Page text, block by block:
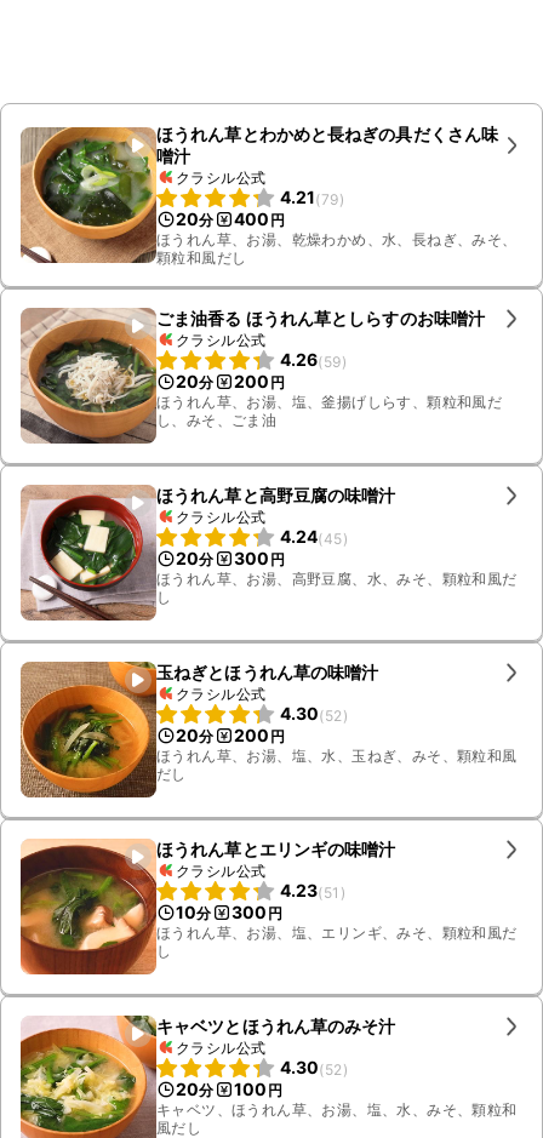
ほうれん草とわかめと長ねぎの具だくさん味
噌汁
クラシル公式
4.21(79)
20分 400 円
ほうれん草、お湯、乾燥わかめ、水、長ねぎ、みそ、
顆粒和風だし
ごま油香る ほうれん草としらすのお味噌汁
クラシル公式
4.26(59)
20分 200 円
ほうれん草、お湯、塩、釜揚げしらす、顆粒和風だ
し、みそ、ごま油
ほうれん草と高野豆腐の味噌汁
クラシル公式
4.24(45)
20分 300 円
ほうれん草、お湯、高野豆腐、水、みそ、顆粒和風だ
し
玉ねぎとほうれん草の味噌汁
クラシル公式
4.30(52 )
20分 200 円
ほうれん草、お湯、塩、水、玉ねぎ、みそ、顆粒和風
だし
ほうれん草とエリンギの味噌汁
クラシル公式
4.23(51 )
10分 300 円
ほうれん草、お湯、塩、エリンギ、みそ、顆粒和風だ
し
キャベツとほうれん草のみそ汁
クラシル公式
4.30(52 )
20分 100 円
キャベツ、ほうれん草、お湯、塩、水、みそ、顆粒和
風だし